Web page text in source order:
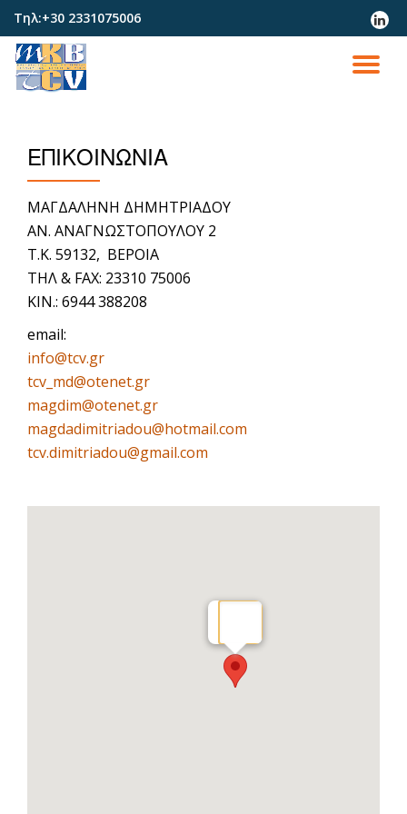
Skip
content
Τηλ:+30 2331075006
fa-
ΕΠΙΚΟΙΝΩΝΙΑ
ΜΑΓΔΑΛΗΝΗ ΔΗΜΗΤΡΙΑΔΟΥ
AN. ΑΝΑΓΝΩΣΤΟΠΟΥΛΟΥ 2
Τ.Κ. 59132, BEPOIA
THΛ & FAX: 23310 75006
KIN.: 6944 388208
email:
info@tcv.gr
tcv_md@otenet.gr
magdim@otenet.gr
magdadimitriadou@hotmail.com
tcv.dimitriadou@gmail.com